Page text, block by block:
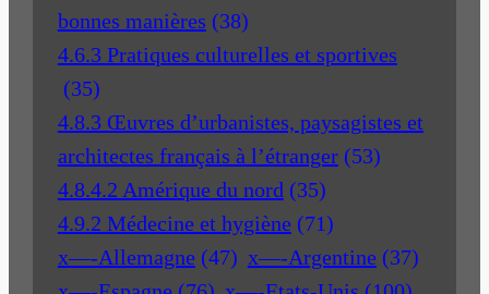
bonnes manières (38)
4.6.3 Pratiques culturelles et sportives
(35)
4.8.3 Œuvres d’urbanistes, paysagistes et
architectes français à l’étranger (53)
4.8.4.2 Amérique du nord (35)
4.9.2 Médecine et hygiène (71)
x—-Allemagne (47) x—-Argentine (37)